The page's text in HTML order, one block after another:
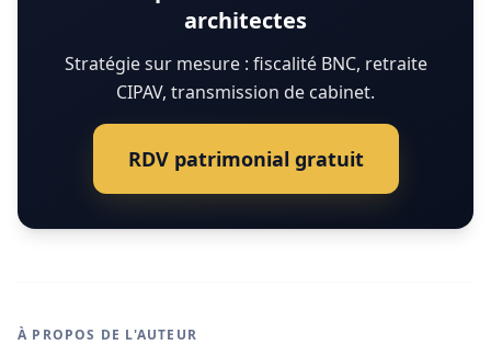
architectes
Stratégie sur mesure : fiscalité BNC, retraite
CIPAV, transmission de cabinet.
RDV patrimonial gratuit
À PROPOS DE L'AUTEUR